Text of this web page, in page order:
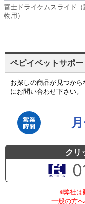
富士ドライケムスライド（
物用）
ペピイベットサポ
お探しの商品が見つか
にお問い合わせ下さい。
クリ
※弊社は
一般の方